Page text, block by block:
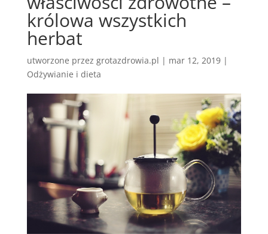
królowa wszystkich
herbat
utworzone przez grotazdrowia.pl | mar 12, 2019|
Odżywianie i dieta